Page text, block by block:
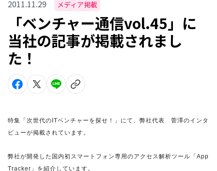
2011.11.29 メディア掲載
「ベンチャー通信vol.45」に
当社の記事が掲載されまし
た！
特集「次世代のITベンチャーを探せ！」にて、弊社代表 菅澤のインタ
ビューが掲載されています。
弊社が開発した国内初スマートフォン専用のアクセス解析ツール「App
Tracker」を紹介しています。